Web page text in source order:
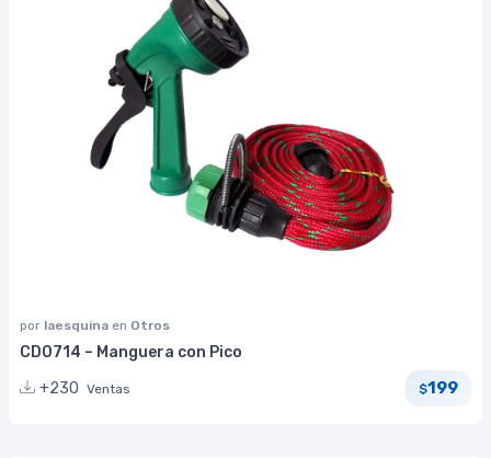
por laesquina en Otros
CD0714 – Manguera con Pico
+230 Ventas $199